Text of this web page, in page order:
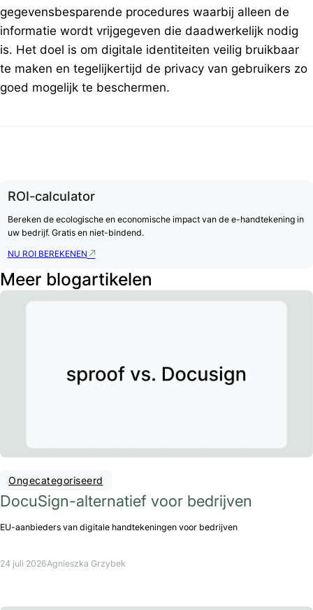
gegevensbesparende procedures waarbij alleen de
informatie wordt vrijgegeven die daadwerkelijk nodig
is. Het doel is om digitale identiteiten veilig bruikbaar
te maken en tegelijkertijd de privacy van gebruikers zo
goed mogelijk te beschermen.
ROI-calculator
Bereken de ecologische en economische impact van de e-handtekening in
uw bedrijf. Gratis en niet-bindend.
NU ROI BEREKENEN
Meer blogartikelen
Ongecategoriseerd
DocuSign-alternatief voor bedrijven
EU-aanbieders van digitale handtekeningen voor bedrijven
24 juli 2026Agnieszka Grzybek